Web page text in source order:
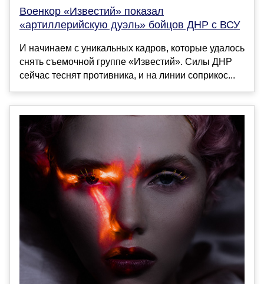
Военкор «Известий» показал
«артиллерийскую дуэль» бойцов ДНР с ВСУ
И начинаем с уникальных кадров, которые удалось
снять съемочной группе «Известий». Силы ДНР
сейчас теснят противника, и на линии соприкос...